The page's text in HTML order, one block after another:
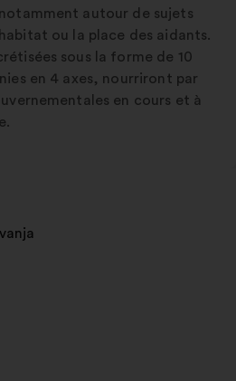
autour de sujets
ou la place des aidants.
sous la forme de 10
en 4 axes, nourriront par
en cours et à